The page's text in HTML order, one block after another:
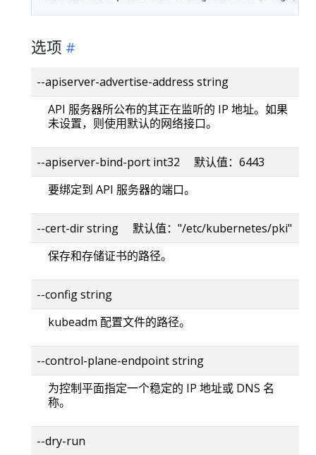
选项
--apiserver-advertise-address string
API 服务器所公布的其正在监听的 IP 地址。如果
未设置，则使用默认的网络接口。
--apiserver-bind-port int32 默认值：6443
要绑定到 API 服务器的端口。
--cert-dir string 默认值："/etc/kubernetes/pki"
保存和存储证书的路径。
--config string
kubeadm 配置文件的路径。
--control-plane-endpoint string
为控制平面指定一个稳定的 IP 地址或 DNS 名
称。
--dry-run